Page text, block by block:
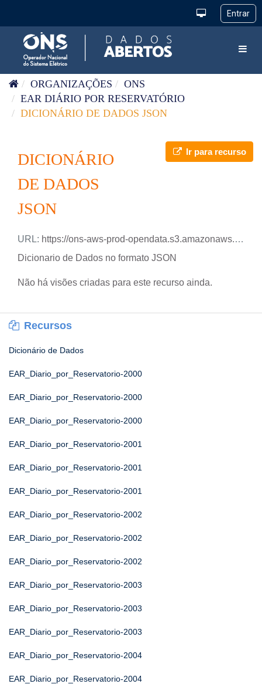
ORGANIZAÇÕES
ONS
EAR DIÁRIO POR RESERVATÓRIO
DICIONÁRIO DE DADOS JSON
Ir para recurso
DICIONÁRIO
DE DADOS
JSON
URL: https://ons-aws-prod-opendata.s3.amazonaws.com/dataset/ear_reservatorio_di/DicionarioDados_EarPorReservatorio.json
Dicionario de Dados no formato JSON
Não há visões criadas para este recurso ainda.
Recursos
Dicionário de Dados
EAR_Diario_por_Reservatorio-2000
EAR_Diario_por_Reservatorio-2000
EAR_Diario_por_Reservatorio-2000
EAR_Diario_por_Reservatorio-2001
EAR_Diario_por_Reservatorio-2001
EAR_Diario_por_Reservatorio-2001
EAR_Diario_por_Reservatorio-2002
EAR_Diario_por_Reservatorio-2002
EAR_Diario_por_Reservatorio-2002
EAR_Diario_por_Reservatorio-2003
EAR_Diario_por_Reservatorio-2003
EAR_Diario_por_Reservatorio-2003
EAR_Diario_por_Reservatorio-2004
EAR_Diario_por_Reservatorio-2004